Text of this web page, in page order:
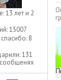
13 лет и 2
15007
8
131